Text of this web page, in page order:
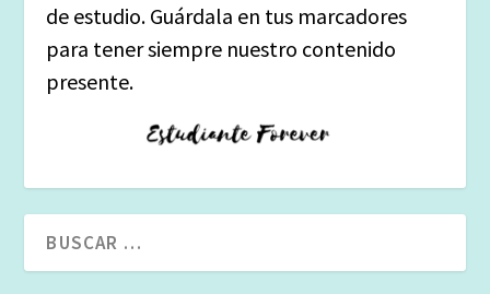
de estudio. Guárdala en tus marcadores
para tener siempre nuestro contenido
presente.